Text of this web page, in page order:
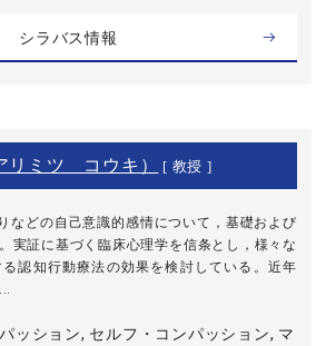
シラバス情報
ミツ コウキ） [ 教授 ]
などの自己意識的感情について，基礎および
実証に基づく臨床心理学を信条とし，様々な
認知行動療法の効果を検討している。近年
ッション, セルフ・コンパッション, マ